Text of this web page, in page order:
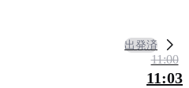
出発済
11:00
11:03